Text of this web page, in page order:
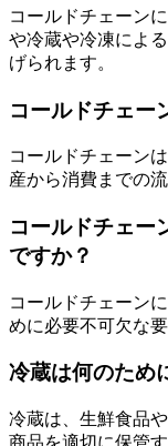
コールドチェーン
や冷蔵や冷凍によ
げられます。
コールドチェー
コールドチェーン
産から消費までの
コールドチェー
ですか？
コールドチェーン
めに必要不可欠な要
冷蔵は何のため
冷蔵は、生鮮食品
商品を適切に保管